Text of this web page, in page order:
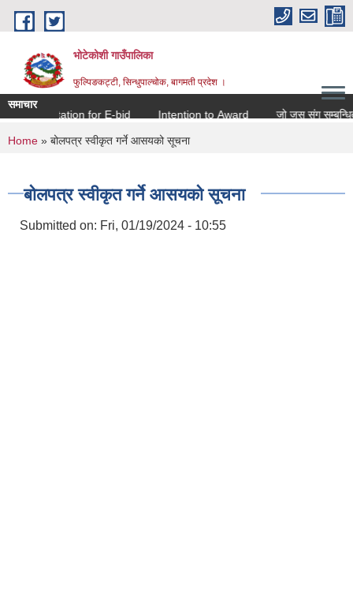
Skip to main content
भोटेकोशी गाउँपालिका
फुल्पिङकट्टी, सिन्धुपाल्चोक, बागमती प्रदेश ।
समाचार
Invitation for E-bid
Intention to Award जो जस संग सम्बन्धित छ
You are here
Home » बोलपत्र स्वीकृत गर्ने आसयको सूचना
बोलपत्र स्वीकृत गर्ने आसयको सूचना
Submitted on: Fri, 01/19/2024 - 10:55